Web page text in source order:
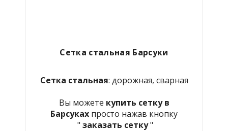
Сетка стальная Барсуки
Сетка стальная: дорожная, сварная
Вы можете купить сетку в
Барсуках просто нажав кнопку
" заказать сетку"